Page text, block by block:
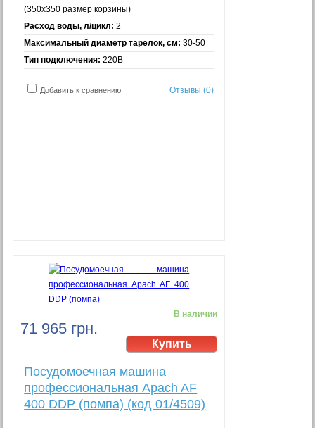
(350х350 размер корзины)
Расход воды, л/цикл: 2
Максимальный диаметр тарелок, см: 30-50
Тип подключения: 220В
Добавить к сравнению Отзывы (0)
71 965 грн.
В наличии
Посудомоечная машина
профессиональная Apach AF
400 DDP (помпа) (код 01/4509)